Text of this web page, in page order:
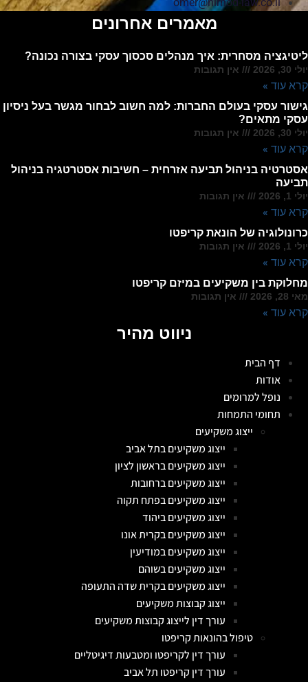
מאמרים אחרונים
ליטיגציה מסחרית: איך מנהלים סכסוך עסקי בצורה נכונה?
יולי 30, 2026 אין תגובות
קרא עוד »
גישור עסקי בעולם החברות: למה חשוב לבחור מגשר בעל ניסיון
עסקי מתאים?
יולי 30, 2026 אין תגובות
קרא עוד »
אסטרטיה בניהול תביעה אזרחית – חשיבות אסטרטגיה בניהול
תביעה
יולי 1, 2026 אין תגובות
קרא עוד »
כרונולוגיה של הונאת קריפטו
יולי 1, 2026 אין תגובות
קרא עוד »
מחלוקת בין משקיעים במיזם קריפטו
מאי 28, 2026 אין תגובות
קרא עוד »
ניווט מהיר
דף הבית
אודות
נופל למרומים
תחומי התמחות
ייצוג משקיעים
ייצוג משקיעים בתל אביב
ייצוג משקיעים בראשון לציון
ייצוג משקיעים ברחובות
ייצוג משקיעים בפתח תקוה
ייצוג משקיעים ביהוד
ייצוג משקיעים בקרית אונו
ייצוג משקיעים במודיעין
ייצוג משקיעים בשוהם
ייצוג משקיעים בקרית שדה התעופה
ייצוג קבוצות משקיעים
עורך דין לייצוג קבוצות משקיעים
טיפול בהונאות קריפטו
עורך דין לקריפטו ומטבעות דיגיטליים
עורך דין קריפטו תל אביב